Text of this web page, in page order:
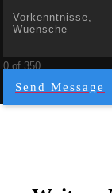
0 of 350
Send Message